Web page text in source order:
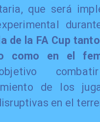
que será
de la FA Cup
como en el
de los
en el